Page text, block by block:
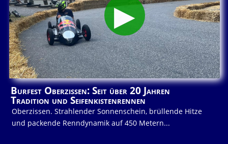
Burfest Oberzissen: Seit über 20 Jahren
Tradition und Seifenkistenrennen
Oberzissen. Strahlender Sonnenschein, brüllende Hitze
und packende Renndynamik auf 450 Metern...